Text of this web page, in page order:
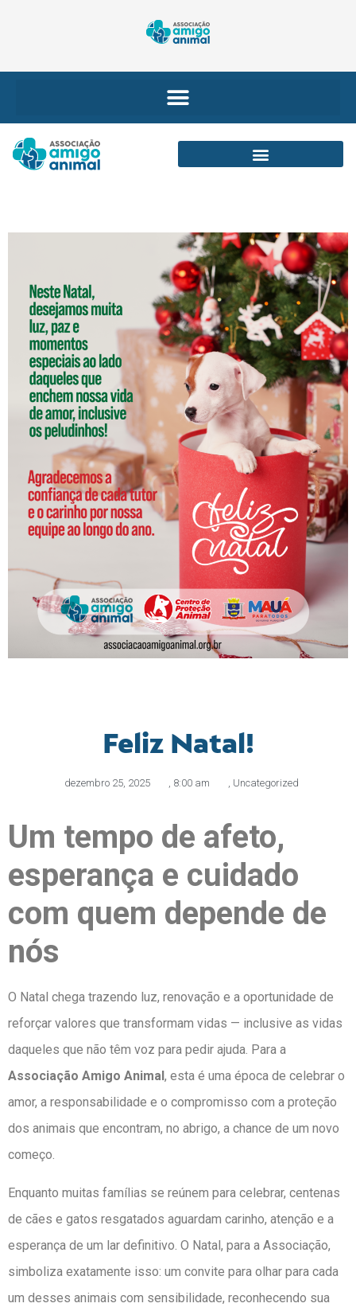
Feliz Natal!
dezembro 25, 2025 , 8:00 am , Uncategorized
Um tempo de afeto,
esperança e cuidado
com quem depende de
nós
O Natal chega trazendo luz, renovação e a oportunidade de
reforçar valores que transformam vidas — inclusive as vidas
daqueles que não têm voz para pedir ajuda. Para a
Associação Amigo Animal , esta é uma época de celebrar o
amor, a responsabilidade e o compromisso com a proteção
dos animais que encontram, no abrigo, a chance de um novo
começo.
Enquanto muitas famílias se reúnem para celebrar, centenas
de cães e gatos resgatados aguardam carinho, atenção e a
esperança de um lar definitivo. O Natal, para a Associação,
simboliza exatamente isso: um convite para olhar para cada
um desses animais com sensibilidade, reconhecendo sua